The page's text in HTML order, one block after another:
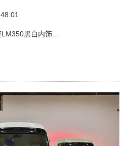
黑白内饰...